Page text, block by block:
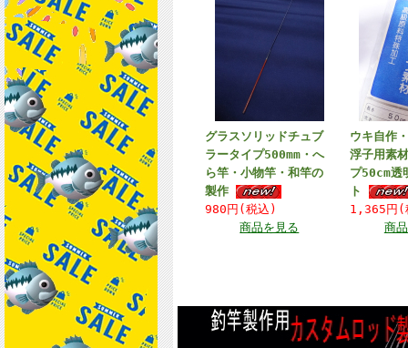
グラスソリッドチュブ
ラータイプ500mm・へ
ら竿・小物竿・和竿の
製作
980円(税込)
商品を見る
ウキ自作
浮子用素
プ50cm透
ト
1,365円(
商